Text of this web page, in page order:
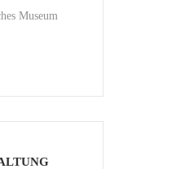
Museum